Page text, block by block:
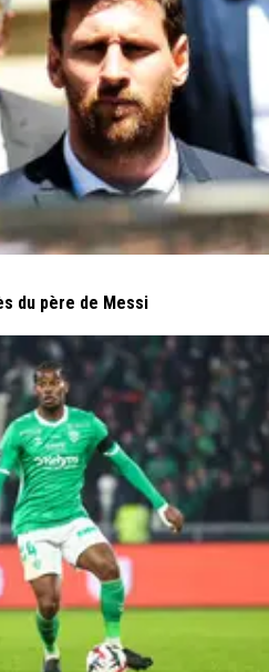
du père de Messi